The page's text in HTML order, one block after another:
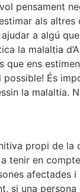
pensament
als
a algú
la malaltia
que ens
És
la malaltia.
propi de
tenir en
afectades
una